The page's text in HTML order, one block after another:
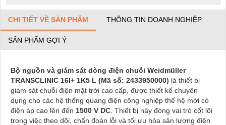
CHI TIẾT VỀ SẢN PHẨM THÔNG TIN DOANH NGHIỆP
SẢN PHẨM GỢI Ý
Bộ nguồn và giám sát dòng điện chuỗi Weidmüller
TRANSCLINIC 16I+ 1K5 L (Mã số: 2433950000) là thiết bị
giám sát chuỗi điện mặt trời cao cấp, được thiết kế chuyên
dụng cho các hệ thống quang điện công nghiệp thế hệ mới có
điện áp cao lên đến 1500 V DC . Thiết bị này đóng vai trò cốt lõi
trong việc theo dõi, chẩn đoán lỗi và tối ưu hóa sản lượng điện